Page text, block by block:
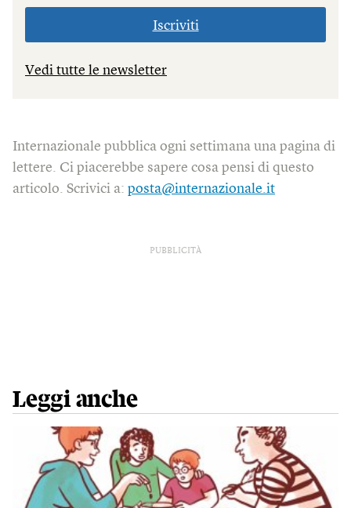
Iscriviti
Vedi tutte le newsletter
Internazionale pubblica ogni settimana una pagina di
lettere. Ci piacerebbe sapere cosa pensi di questo
articolo. Scrivici a: posta@internazionale.it
PUBBLICITÀ
Leggi anche